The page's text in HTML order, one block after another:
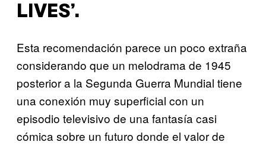
LIVES’.
Esta recomendación parece un poco extraña
considerando que un melodrama de 1945
posterior a la Segunda Guerra Mundial tiene
una conexión muy superficial con un
episodio televisivo de una fantasía casi
cómica sobre un futuro donde el valor de